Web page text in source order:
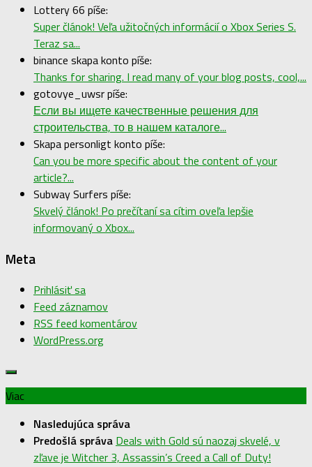
Lottery 66 píše:
Super článok! Veľa užitočných informácií o Xbox Series S.
Teraz sa...
binance skapa konto píše:
Thanks for sharing. I read many of your blog posts, cool,...
gotovye_uwsr píše:
Если вы ищете качественные решения для
строительства, то в нашем каталоге...
Skapa personligt konto píše:
Can you be more specific about the content of your
article?...
Subway Surfers píše:
Skvelý článok! Po prečítaní sa cítim oveľa lepšie
informovaný o Xbox...
Meta
Prihlásiť sa
Feed záznamov
RSS feed komentárov
WordPress.org
Viac
Nasledujúca správa
Predošlá správa Deals with Gold sú naozaj skvelé, v
zľave je Witcher 3, Assassin’s Creed a Call of Duty!